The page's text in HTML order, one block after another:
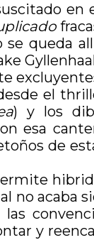
queda
el
) y los
esa
de
no acaba
y